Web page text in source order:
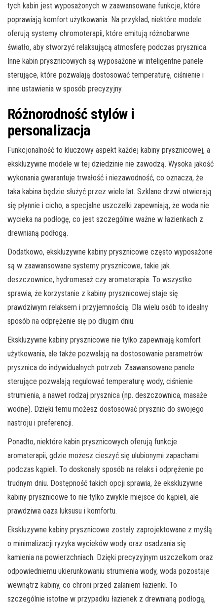
tych kabin jest wyposażonych w zaawansowane funkcje, które
poprawiają komfort użytkowania. Na przykład, niektóre modele
oferują systemy chromoterapii, które emitują różnobarwne
światło, aby stworzyć relaksującą atmosferę podczas prysznica.
Inne kabin prysznicowych są wyposażone w inteligentne panele
sterujące, które pozwalają dostosować temperaturę, ciśnienie i
inne ustawienia w sposób precyzyjny.
Różnorodność stylów i
personalizacja
Funkcjonalność to kluczowy aspekt każdej kabiny prysznicowej, a
ekskluzywne modele w tej dziedzinie nie zawodzą. Wysoka jakość
wykonania gwarantuje trwałość i niezawodność, co oznacza, że
taka kabina będzie służyć przez wiele lat. Szklane drzwi otwierają
się płynnie i cicho, a specjalne uszczelki zapewniają, że woda nie
wycieka na podłogę, co jest szczególnie ważne w łazienkach z
drewnianą podłogą.
Dodatkowo, ekskluzywne kabiny prysznicowe często wyposażone
są w zaawansowane systemy prysznicowe, takie jak
deszczownice, hydromasaż czy aromaterapia. To wszystko
sprawia, że korzystanie z kabiny prysznicowej staje się
prawdziwym relaksem i przyjemnością. Dla wielu osób to idealny
sposób na odprężenie się po długim dniu.
Ekskluzywne kabiny prysznicowe nie tylko zapewniają komfort
użytkowania, ale także pozwalają na dostosowanie parametrów
prysznica do indywidualnych potrzeb. Zaawansowane panele
sterujące pozwalają regulować temperaturę wody, ciśnienie
strumienia, a nawet rodzaj prysznica (np. deszczownica, masaże
wodne). Dzięki temu możesz dostosować prysznic do swojego
nastroju i preferencji.
Ponadto, niektóre kabin prysznicowych oferują funkcje
aromaterapii, gdzie możesz cieszyć się ulubionymi zapachami
podczas kąpieli. To doskonały sposób na relaks i odprężenie po
trudnym dniu. Dostępność takich opcji sprawia, że ekskluzywne
kabiny prysznicowe to nie tylko zwykłe miejsce do kąpieli, ale
prawdziwa oaza luksusu i komfortu.
Ekskluzywne kabiny prysznicowe zostały zaprojektowane z myślą
o minimalizacji ryzyka wycieków wody oraz osadzania się
kamienia na powierzchniach. Dzięki precyzyjnym uszczelkom oraz
odpowiedniemu ukierunkowaniu strumienia wody, woda pozostaje
wewnątrz kabiny, co chroni przed zalaniem łazienki. To
szczególnie istotne w przypadku łazienek z drewnianą podłogą,